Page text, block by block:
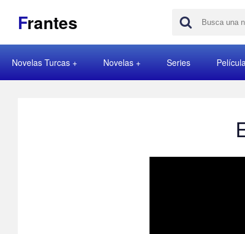
Frantes
Novelas Turcas Novelas Series